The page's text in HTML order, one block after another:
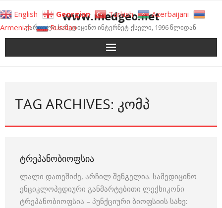
to
content
www.medgeo.net
ქართული სამედიცინო ინტერნეტ-ქსელი, 1996 წლიდან
TAG ARCHIVES: ᲙᲝᲛᲞ
ᲢᲠᲔᲞᲐᲜᲝᲑᲘᲝᲤᲡᲘᲐ
ლალი დათეშიძე, არჩილ შენგელია. სამედიცინო
ენციკლოპედიური განმარტებითი ლექსიკონი
ტრეპანობიოფსია – პუნქციური ბიოფსიის სახე:
English Georgian Turkish
Azerbaijani
Armenian
Russian